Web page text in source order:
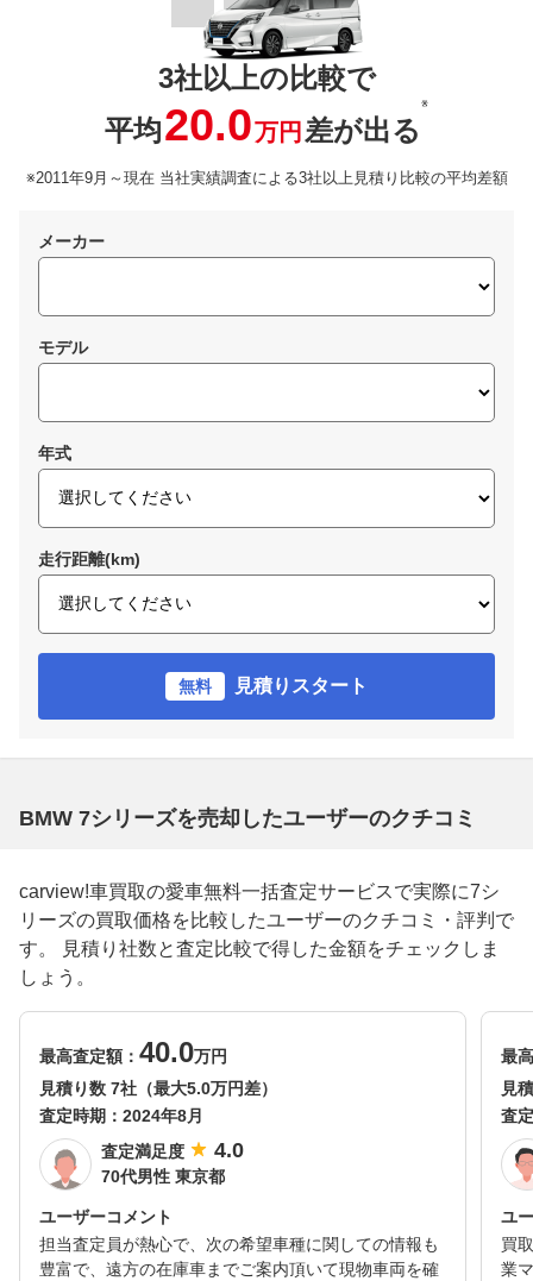
3社以上の比較で
平均20.0万円 差が出る
※
※2011年9月～現在 当社実績調査による3社以上見積り比較の平均差額
メーカー
モデル
年式
走行距離(km)
無料 見積りスタート
BMW 7シリーズを売却したユーザーのクチコミ
carview!車買取の愛車無料一括査定サービスで実際に7シ
リーズの買取価格を比較したユーザーのクチコミ・評判で
す。 見積り社数と査定比較で得した金額をチェックしま
しょう。
最高査定額： 40.0万円
見積り数 7社（最大5.0万円差）
査定時期： 2024年8月
査定満足度
4.0
70代男性 東京都
ユーザーコメント
担当査定員が熱心で、次の希望車種に関しての情報も
豊富で、遠方の在庫車までご案内頂いて現物車両を確
最
見
査
ユ
買
業